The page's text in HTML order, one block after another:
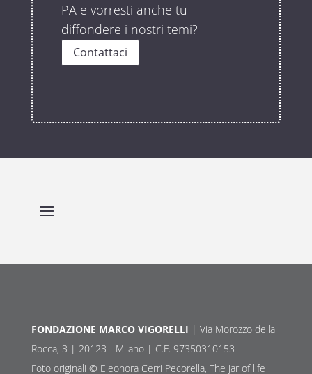
PA e vorresti anche tu
diffondere i nostri temi?
Contattaci
FONDAZIONE MARCO VIGORELLI | Via Morozzo della
Rocca, 3 | 20123 - Milano | C.F. 97350310153
Foto originali © Eleonora Cerri Pecorella, The jar of life